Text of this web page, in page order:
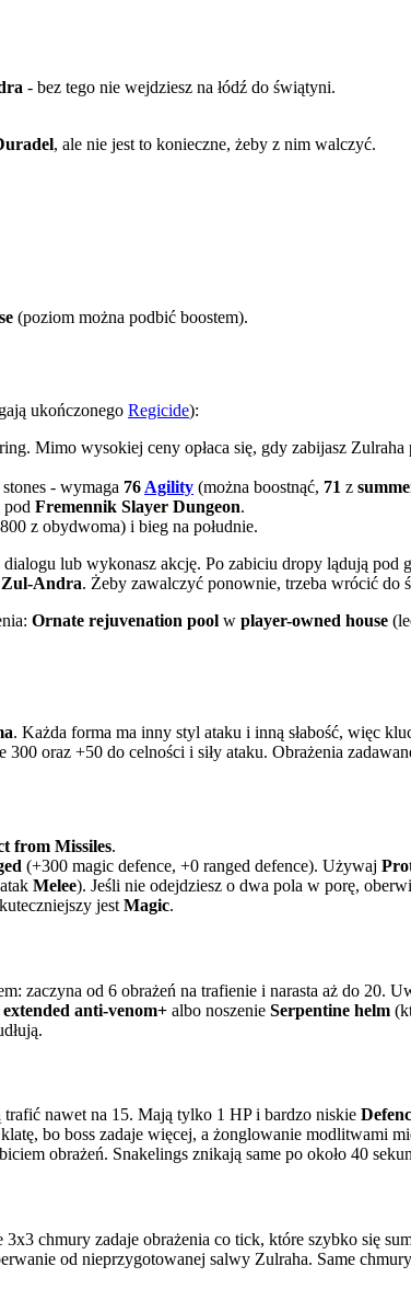
- bez tego nie wejdziesz na łódź do świątyni.
, ale nie jest to konieczne, żeby z nim walczyć.
(poziom można podbić boostem).
ukończonego Regicide):
Mimo wysokiej ceny opłaca się, gdy zabijasz
- wymaga 76 Agility (można boostnąć, 71 z
pod Fremennik Slayer Dungeon.
z obydwoma) i bieg na południe.
lub wykonasz akcję. Po zabiciu dropy lądują pod
Zul-Andra. Żeby zawalczyć ponownie, trzeba wrócić do
Ornate rejuvenation pool w player-owned house
. Każda forma ma inny styl ataku i inną słabość, więc
300 oraz +50 do celności i siły ataku. Obrażenia
from Missiles.
(+300 magic defence, +0 ranged defence). Używaj
Melee). Jeśli nie odejdziesz o dwa pola w porę,
jest Magic.
zaczyna od 6 obrażeń na trafienie i narasta aż do 20.
extended anti-venom+ albo noszenie Serpentine helm
nawet na 15. Mają tylko 1 HP i bardzo niskie
bo boss zadaje więcej, a żonglowanie modlitwami
obrażeń. Snakelings znikają same po około 40
chmury zadaje obrażenia co tick, które szybko się
od nieprzygotowanej salwy Zulraha. Same